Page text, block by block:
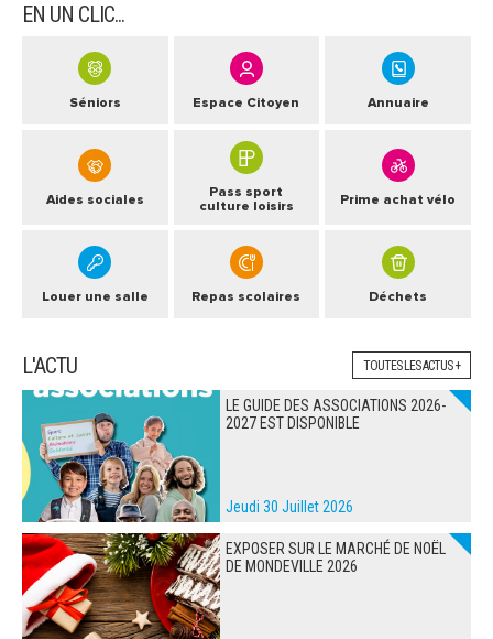
EN UN CLIC...
Séniors Espace Citoyen Annuaire
Aides sociales
Pass sport
culture loisirs
Prime achat vélo
Louer une salle Repas scolaires Déchets
L'ACTU TOUTES LES ACTUS +
LE GUIDE DES ASSOCIATIONS 2026-
2027 EST DISPONIBLE
Jeudi 30 Juillet 2026
EXPOSER SUR LE MARCHÉ DE NOËL
DE MONDEVILLE 2026